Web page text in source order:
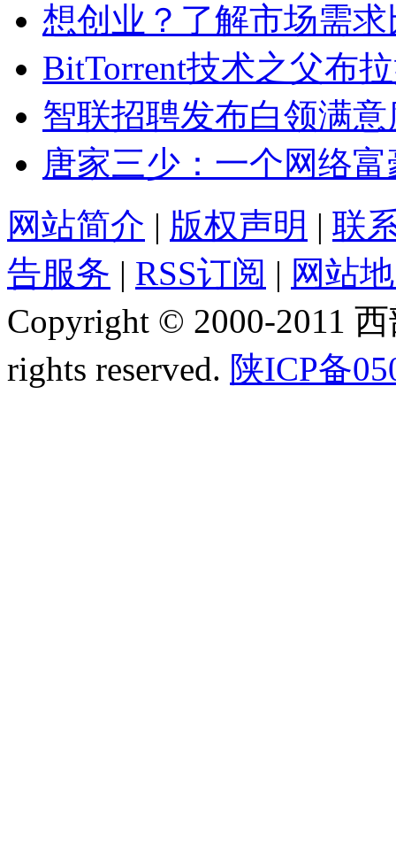
想创业？了解市场需
BitTorrent技术之父布
智联招聘发布白领满
唐家三少：一个网络
网站简介 | 版权声明 | 联
告服务 | RSS订阅 | 网站
Copyright © 2000-2011
rights reserved. 陕ICP备